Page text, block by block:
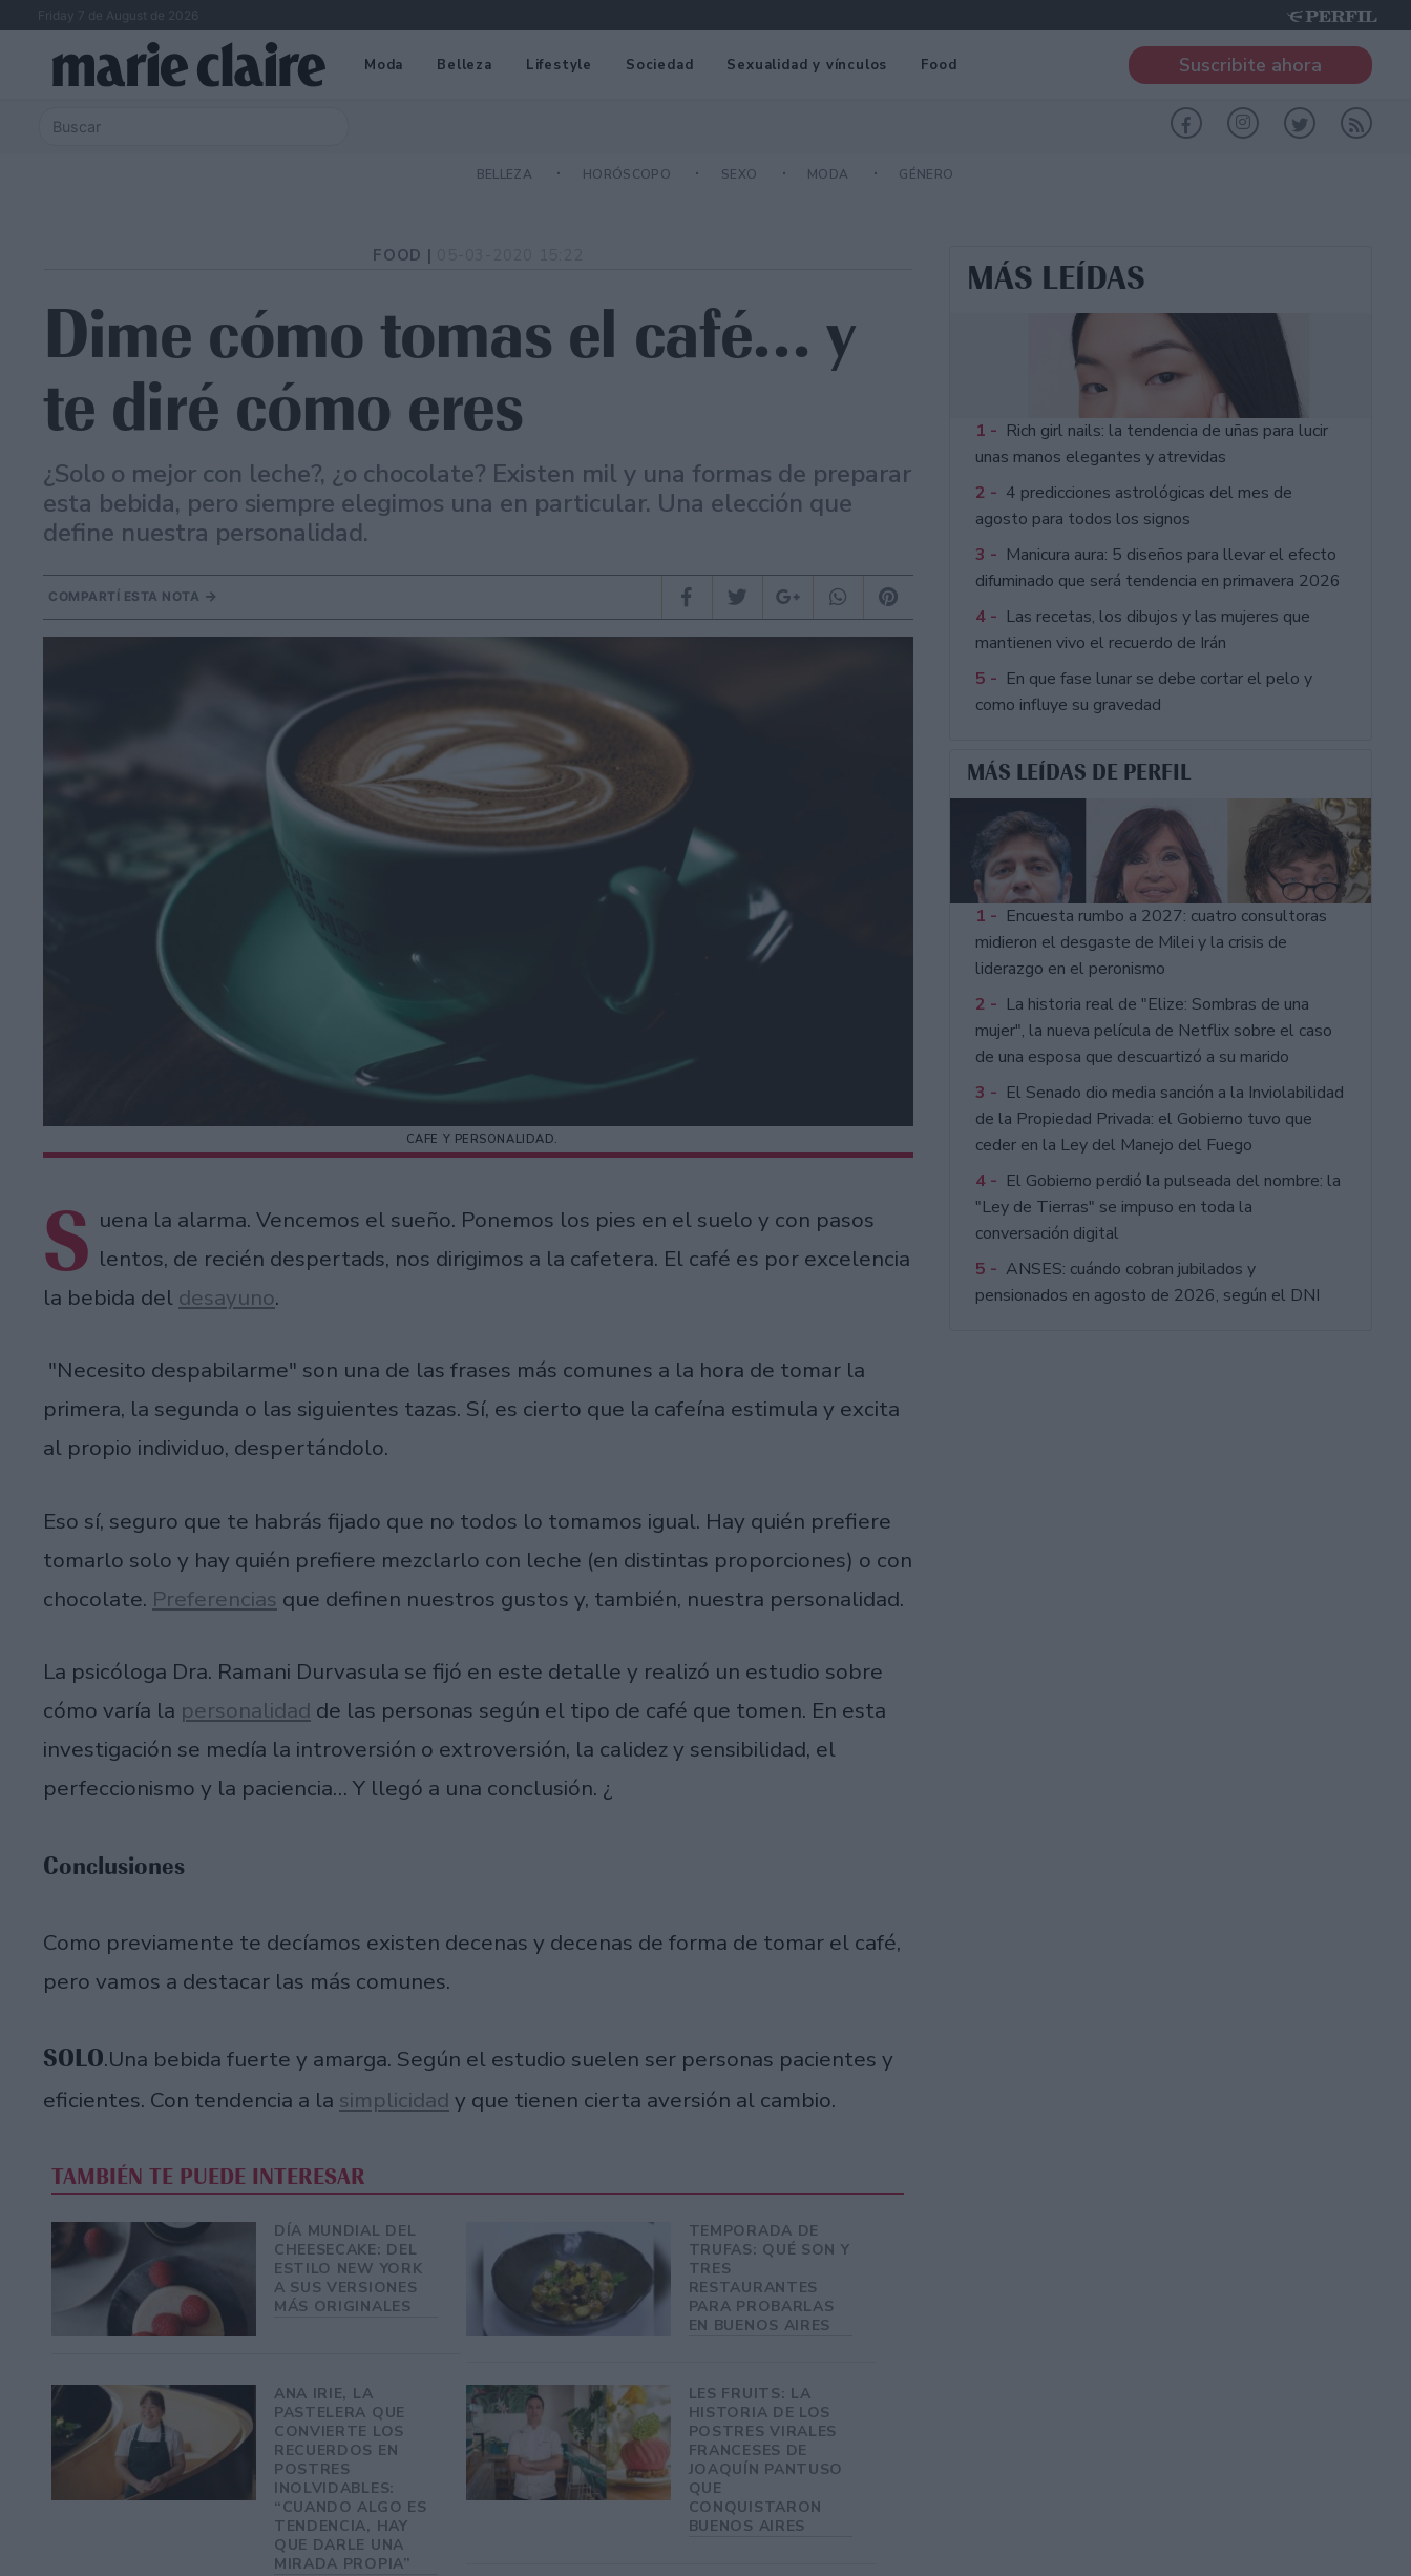
Friday 7 de August de 2026
Moda Belleza Lifestyle Sociedad Sexualidad y vínculos Food Suscribite ahora
BELLEZA HORÓSCOPO SEXO MODA GÉNERO
FOOD |
Dime cómo tomas el café… y
te diré cómo eres
¿Solo o mejor con leche?, ¿o chocolate? Existen mil y una formas de preparar
esta bebida, pero siempre elegimos una en particular. Una elección que
define nuestra personalidad.
COMPARTÍ ESTA NOTA
CAFE Y PERSONALIDAD.
S uena la alarma. Vencemos el sueño. Ponemos los pies en el suelo y con pasos
lentos, de recién despertads, nos dirigimos a la cafetera. El café es por excelencia
la bebida del desayuno.
"Necesito despabilarme" son una de las frases más comunes a la hora de tomar la
primera, la segunda o las siguientes tazas. Sí, es cierto que la cafeína estimula y excita
al propio individuo, despertándolo.
Eso sí, seguro que te habrás fijado que no todos lo tomamos igual. Hay quién prefiere
tomarlo solo y hay quién prefiere mezclarlo con leche (en distintas proporciones) o con
chocolate. Preferencias que definen nuestros gustos y, también, nuestra personalidad.
La psicóloga Dra. Ramani Durvasula se fijó en este detalle y realizó un estudio sobre
cómo varía la personalidad de las personas según el tipo de café que tomen. En esta
investigación se medía la introversión o extroversión, la calidez y sensibilidad, el
perfeccionismo y la paciencia… Y llegó a una conclusión. ¿
Conclusiones
Como previamente te decíamos existen decenas y decenas de forma de tomar el café,
pero vamos a destacar las más comunes.
SOLO.Una bebida fuerte y amarga. Según el estudio suelen ser personas pacientes y
eficientes. Con tendencia a la simplicidad y que tienen cierta aversión al cambio.
TAMBIÉN TE PUEDE INTERESAR
DÍA MUNDIAL DEL
CHEESECAKE: DEL
ESTILO NEW YORK
A SUS VERSIONES
MÁS ORIGINALES
TEMPORADA DE
TRUFAS: QUÉ SON Y
TRES
RESTAURANTES
PARA PROBARLAS
EN BUENOS AIRES
ANA IRIE, LA
PASTELERA QUE
CONVIERTE LOS
RECUERDOS EN
POSTRES
INOLVIDABLES:
“CUANDO ALGO ES
TENDENCIA, HAY
QUE DARLE UNA
MIRADA PROPIA”
LES FRUITS: LA
HISTORIA DE LOS
POSTRES VIRALES
FRANCESES DE
JOAQUÍN PANTUSO
QUE
CONQUISTARON
BUENOS AIRES
MÁS LEÍDAS
1 - Rich girl nails: la tendencia de uñas para lucir
unas manos elegantes y atrevidas
2 - 4 predicciones astrológicas del mes de
agosto para todos los signos
3 - Manicura aura: 5 diseños para llevar el efecto
difuminado que será tendencia en primavera 2026
4 - Las recetas, los dibujos y las mujeres que
mantienen vivo el recuerdo de Irán
5 - En que fase lunar se debe cortar el pelo y
como influye su gravedad
MÁS LEÍDAS DE PERFIL
1 - Encuesta rumbo a 2027: cuatro consultoras
midieron el desgaste de Milei y la crisis de
liderazgo en el peronismo
2 - La historia real de "Elize: Sombras de una
mujer", la nueva película de Netflix sobre el caso
de una esposa que descuartizó a su marido
3 - El Senado dio media sanción a la Inviolabilidad
de la Propiedad Privada: el Gobierno tuvo que
ceder en la Ley del Manejo del Fuego
4 - El Gobierno perdió la pulseada del nombre: la
"Ley de Tierras" se impuso en toda la
conversación digital
5 - ANSES: cuándo cobran jubilados y
pensionados en agosto de 2026, según el DNI